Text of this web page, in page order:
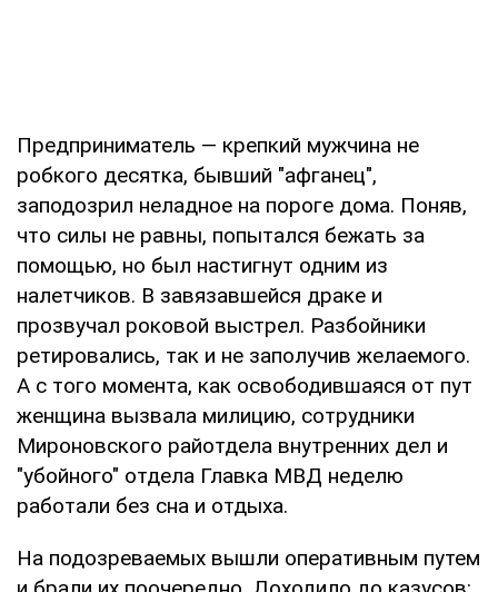
Предприниматель — крепкий мужчина не
робкого десятка, бывший "афганец",
заподозрил неладное на пороге дома. Поняв,
что силы не равны, попытался бежать за
помощью, но был настигнут одним из
налетчиков. В завязавшейся драке и
прозвучал роковой выстрел. Разбойники
ретировались, так и не заполучив желаемого.
А с того момента, как освободившаяся от пут
женщина вызвала милицию, сотрудники
Мироновского райотдела внутренних дел и
"убойного" отдела Главка МВД неделю
работали без сна и отдыха.
На подозреваемых вышли оперативным путем